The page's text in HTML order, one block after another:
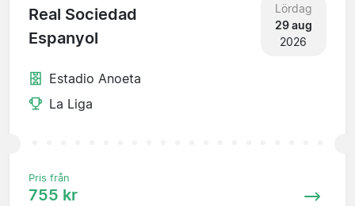
Real Sociedad
Espanyol
Lördag
29 aug
2026
Estadio Anoeta
La Liga
Pris från
755 kr